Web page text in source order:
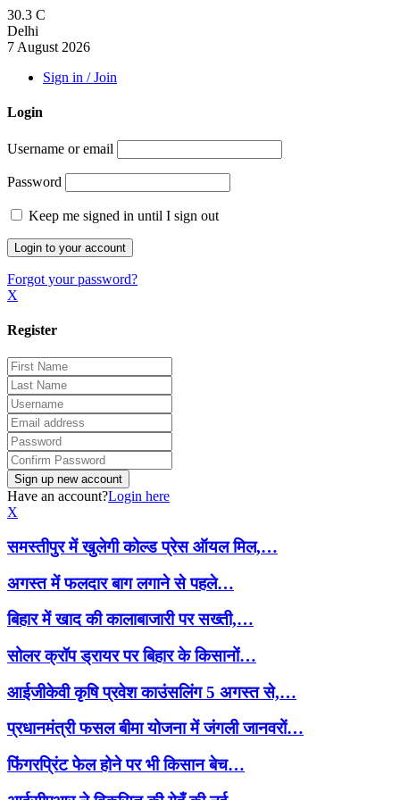
30.3 C
Delhi
7 August 2026
Sign in / Join
Login
Username or email
Password
Keep me signed in until I sign out
Forgot your password?
X
Register
Have an account?Login here
X
समस्तीपुर में खुलेगी कोल्ड प्रेस ऑयल मिल,…
अगस्त में फलदार बाग लगाने से पहले…
बिहार में खाद की कालाबाजारी पर सख्ती,…
सोलर क्रॉप ड्रायर पर बिहार के किसानों…
आईजीकेवी कृषि प्रवेश काउंसलिंग 5 अगस्त से,…
प्रधानमंत्री फसल बीमा योजना में जंगली जानवरों…
फिंगरप्रिंट फेल होने पर भी किसान बेच…